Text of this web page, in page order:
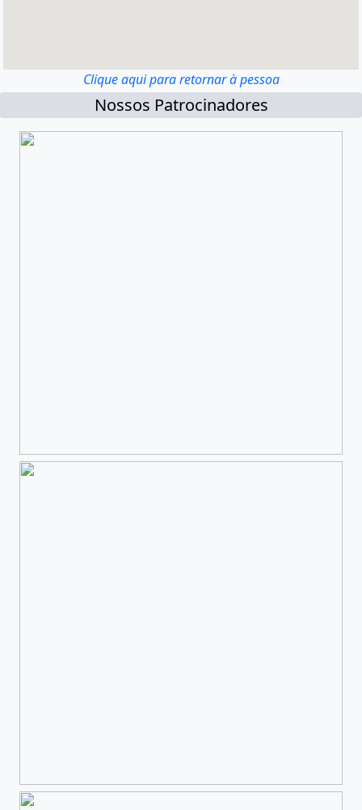
Clique aqui para retornar à pessoa
Nossos Patrocinadores